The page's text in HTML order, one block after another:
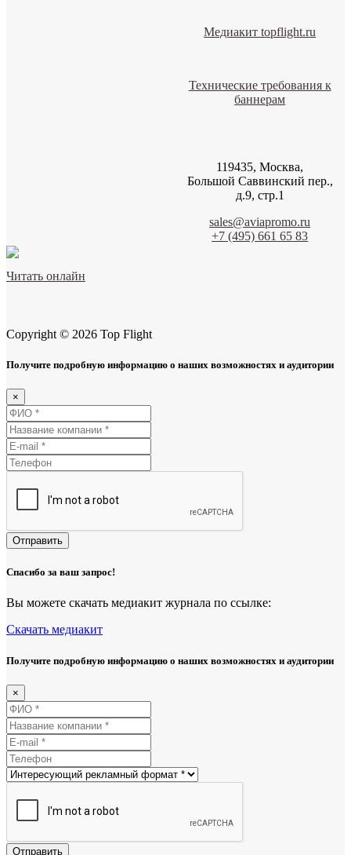
Читать онлайн
Медиакит topflight.ru
Технические требования к
баннерам
119435, Москва,
Большой Саввинский пер.,
д.9, стр.1
sales@aviapromo.ru
+7 (495) 661 65 83
Copyright © 2026 Top Flight
Получите подробную информацию о наших возможностях и аудитории
×
Отправить
Спасибо за ваш запрос!
Вы можете скачать медиакит журнала по ссылке:
Скачать медиакит
Получите подробную информацию о наших возможностях и аудитории
×
Отправить